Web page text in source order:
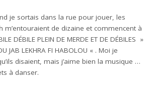
je sortais dans la rue pour jouer, les
m’entouraient de dizaine et commencent à
DÉBILE PLEIN DE MERDE ET DE DÉBILES »
JAB LEKHRA FI HABOLOU « . Moi je
disaient, mais j’aime bien la musique …
à danser.